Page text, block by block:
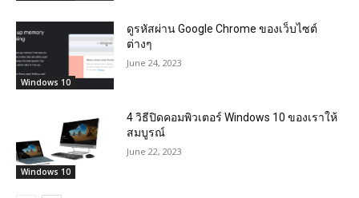
Windows 10
ดูรหัสผ่าน Google Chrome ของเว็บไซต์
ต่างๆ
June 24, 2023
Windows 10
4 วิธีปิดคอมพิวเตอร์ Windows 10 ของเราให้
สมบูรณ์
June 22, 2023